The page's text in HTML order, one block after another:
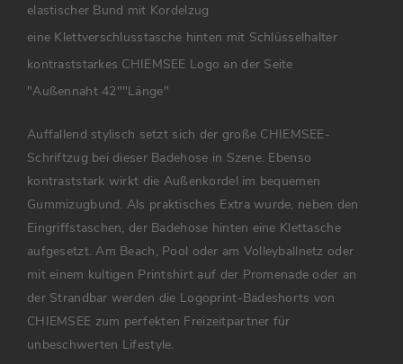
elastischer Bund mit Kordelzug
eine Klettverschlusstasche hinten mit Schlüsselhalter
kontraststarkes CHIEMSEE Logo an der Seite
"Außennaht 42""Länge"
Auffallend stylisch setzt sich der große CHIEMSEE-
Schriftzug bei dieser Badehose in Szene. Ebenso
kontraststark wirkt die Außenkordel im bequemen
Gummizugbund. Als praktisches Extra wurde, neben den
Eingriffstaschen, der Badehose hinten eine Klettasche
aufgesetzt. Am Beach, Pool oder am Volleyballnetz oder
mit einem kultigen Printshirt auf der Promenade oder an
der Strandbar werden die Logoprint-Badeshorts von
CHIEMSEE zum perfekten Freizeitpartner für
unbeschwerten Lifestyle.